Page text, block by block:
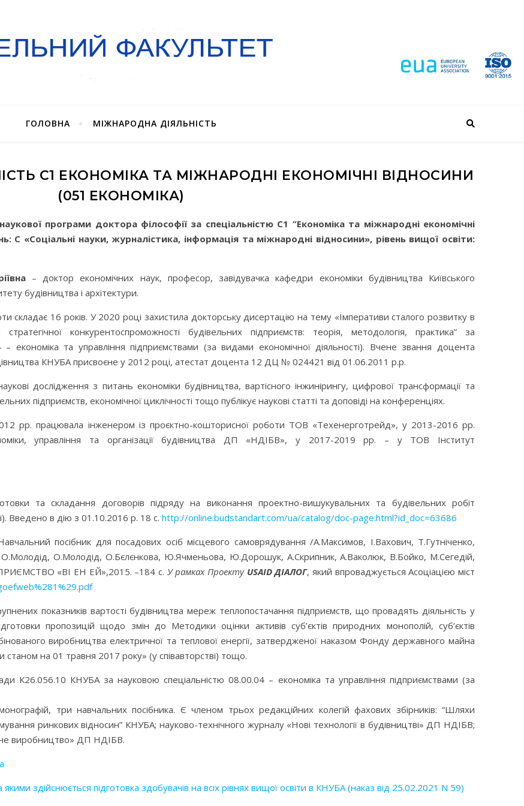
ГОЛОВНА МІЖНАРОДНА ДІЯЛЬНІСТЬ
C1 ЕКОНОМІКА ТА МІЖНАРОДНІ ЕКОНОМІЧНІ ВІДНОСИНИ
(051 ЕКОНОМІКА)
програми доктора філософії за спеціальністю C1 “Економіка та міжнародні економічні
С «Соціальні науки, журналістика, інформація та міжнародні відносини», рівень вищої освіти:
– докторекономічних наук, професор, завідувачка кафедри економіки будівництва Київського
будівництва і архітектури.
складає 16 років. У 2020 році захистила докторську дисертацію на тему «Імперативи сталого розвитку в
стратегічної конкурентоспроможності будівельних підприємств: теорія, методологія, практика” за
– економіка та управління підприємствами (за видами економічної діяльності). Вчене звання доцента
КНУБА присвоєне у 2012 році, атестат доцента 12 ДЦ № 024421 від 01.06.2011 р.р.
дослідження з питань економіки будівництва, вартісного інжинірингу, цифрової трансформації та
підприємств, економічної циклічності тощо публікує наукові статті та доповіді на конференціях.
рр. працювала інженером із проєктно-кошторисної роботи ТОВ «Техенерготрейд», у 2013-2016 рр.
управління та організації будівництва ДП «НДІБВ», у 2017-2019 рр. – у ТОВ Інститут
та складання договорів підрядуна виконання проектно-вишукувальних та будівельних робіт
Введено в дію з 01.10.2016 р. 18 с. http://online.budstandart.com/ua/catalog/doc-page.html?id_doc=63686
посібник для посадових осіб місцевого самоврядування /А.Максимов, І.Вахович, Т.Гутніченко,
О.Молодід, О.Молодід, О.Бєлєнкова, Ю.Ячменьова, Ю.Дорошук, А.Скрипник, А.Ваколюк, В.Бойко, М.Сегедій,
«ВІ ЕН ЕЙ»,2015. –184 с. У рамках Проекту USAIDДІАЛОГ, який впроваджується Асоціацією міст
показників вартості будівництва мереж теплопостачання підприємств, що провадять діяльність у
пропозицій щодо змін до Методики оцінки активів суб’єктів природних монополій, суб’єктів
виробництва електричної та теплової енергії, затвердженої наказом Фонду державного майна
на 01 травня 2017 року» (у співавторстві) тощо.
К26.056.10 КНУБА за науковою спеціальністю 08.00.04 – економіка та управління підприємствами (за
три навчальних посібника. Є членом трьох редакційних колегій фахових збірників: “Шляхи
ринкових відносин” КНУБА; науково-технічного журналу «Нові технології в будівництві» ДП НДІБВ;
виробництво» ДП НДІБВ.
здійснюється підготовка здобувачів на всіх рівнях вищої освіти в КНУБА (наказ від 25.02.2021 N 59)